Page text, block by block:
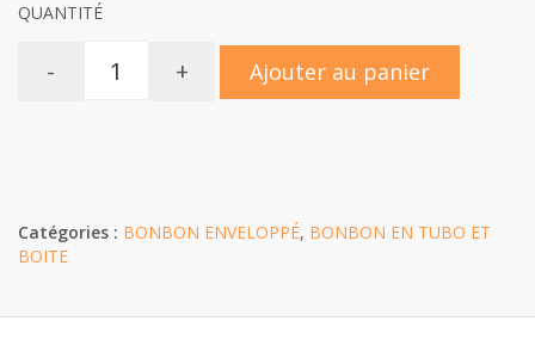
QUANTITÉ
- + Ajouter au panier
Catégories : BONBON ENVELOPPÉ, BONBON EN TUBO ET
BOITE